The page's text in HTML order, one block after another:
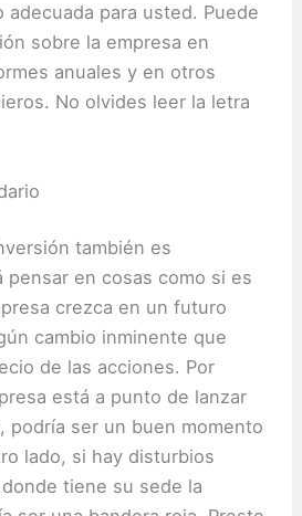
adecuada para usted. Puede
sobre la empresa en
anuales y en otros
No olvides leer la letra
también es
pensar en cosas como si es
crezca en un futuro
cambio inminente que
de las acciones. Por
está a punto de lanzar
podría ser un buen momento
lado, si hay disturbios
tiene su sede la